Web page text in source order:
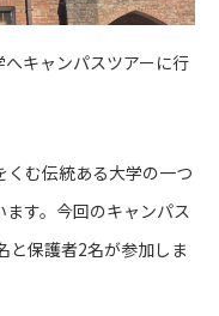
キャンパスツアーに行
む伝統ある大学の一つ
す。今回のキャンパス
と保護者2名が参加しま